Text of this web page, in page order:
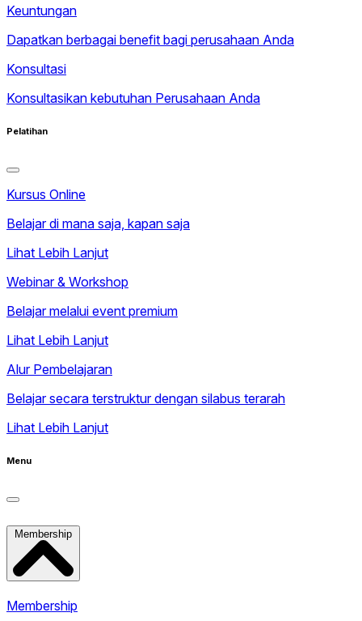
Keuntungan
Dapatkan berbagai benefit bagi perusahaan Anda
Konsultasi
Konsultasikan kebutuhan Perusahaan Anda
Pelatihan
Kursus Online
Belajar di mana saja, kapan saja
Lihat Lebih Lanjut
Webinar & Workshop
Belajar melalui event premium
Lihat Lebih Lanjut
Alur Pembelajaran
Belajar secara terstruktur dengan silabus terarah
Lihat Lebih Lanjut
Menu
Membership
Membership